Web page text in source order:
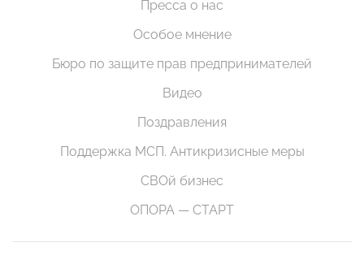
Пресса о нас
Особое мнение
Бюро по защите прав предпринимателей
Видео
Поздравления
Поддержка МСП. Антикризисные меры
СВОй бизнес
ОПОРА — СТАРТ